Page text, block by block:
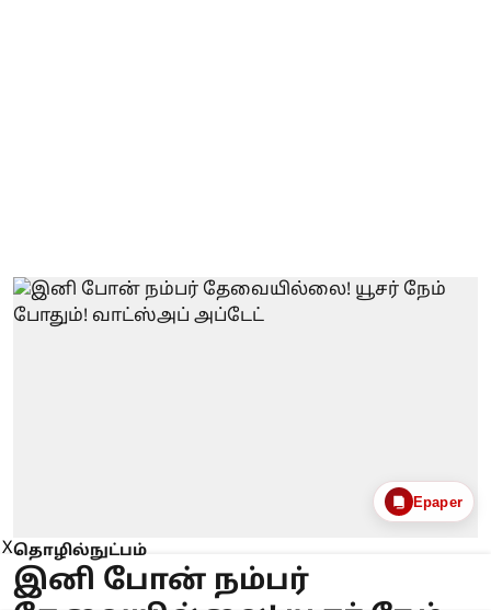
தொழில்நுட்பம்
இனி போன் நம்பர்
Epaper
X